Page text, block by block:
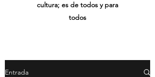
cultura; es de todos y para
todos
Entrada